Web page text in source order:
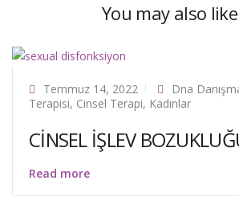
You may also like
Temmuz 14, 2022 Dna
Terapisi, Cinsel Terapi, Kadınlar
CİNSEL İŞLEV
Read more